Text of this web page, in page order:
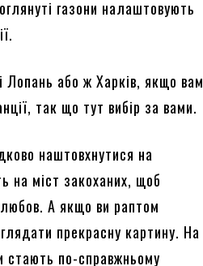
газони налаштовують
Лопань або ж Харків, якщо вам
так що тут вибір за вами.
наштовхнутися на
на міст закоханих, щоб
А якщо ви раптом
прекрасну картину. На
стають по-справжньому